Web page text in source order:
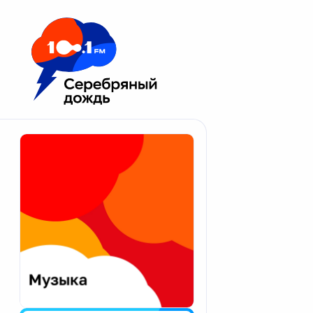
Москва 100.1 FM
Апатиты
Екатеринбург
Калининград
Калуга